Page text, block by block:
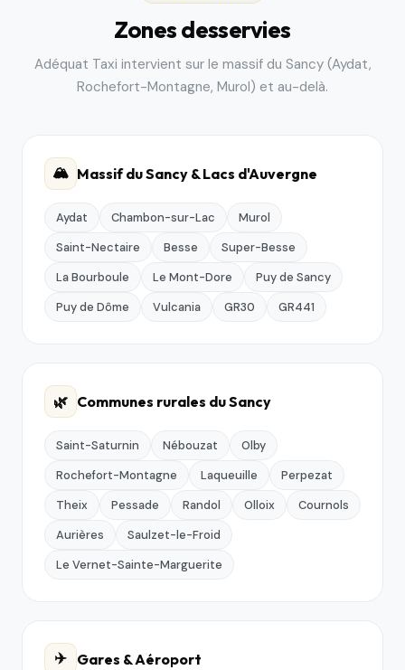
Zones desservies
Adéquat Taxi intervient sur le massif du Sancy (Aydat,
Rochefort-Montagne, Murol) et au-delà.
🏔️ Massif du Sancy & Lacs d'Auvergne
Aydat Chambon-sur-Lac
Murol
Saint-Nectaire
Besse
Super-Besse
La Bourboule
Le Mont-Dore
Puy de Sancy
Puy de Dôme
Vulcania GR30 GR441
🌿 Communes rurales du Sancy
Saint-Saturnin Nébouzat
Olby
Rochefort-Montagne
Laqueuille
Perpezat
Theix
Pessade Randol Olloix
Cournols
Aurières
Saulzet-le-Froid
Le Vernet-Sainte-Marguerite
✈️ Gares & Aéroport